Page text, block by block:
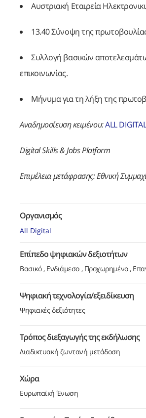
Αυστριακή Εταιρεία
13.40 Σύνοψη της
Συλλογή βασικών
επικοινωνίας.
Μήνυμα για τη λήξη της
Αναδημοσίευση κειμένου:ALL
Digital Skills & Jobs Platform
Επιμέλεια μετάφρασης: Εθνική
Οργανισμός
All Digital
Επίπεδο ψηφιακών δεξιοτήτων
Βασικό Ενδιάμεσο Προχωρημένο
Ψηφιακή τεχνολογία/εξειδίκευση
Ψηφιακές δεξιότητες
Τρόπος διεξαγωγής της εκδήλωσης
Διαδικτυακή ζωντανή μετάδοση
Χώρα
Ευρωπαϊκή Ένωση